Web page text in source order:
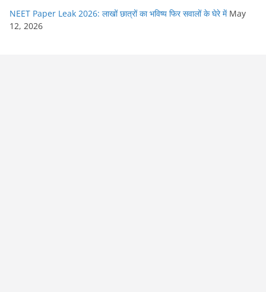
NEET Paper Leak 2026: लाखों छात्रों का भविष्य फिर सवालों के घेरे में May
12, 2026